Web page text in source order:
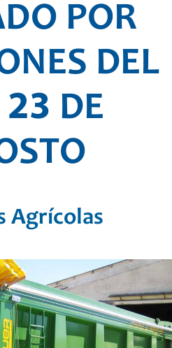
POR
DEL
DE
Agrícolas